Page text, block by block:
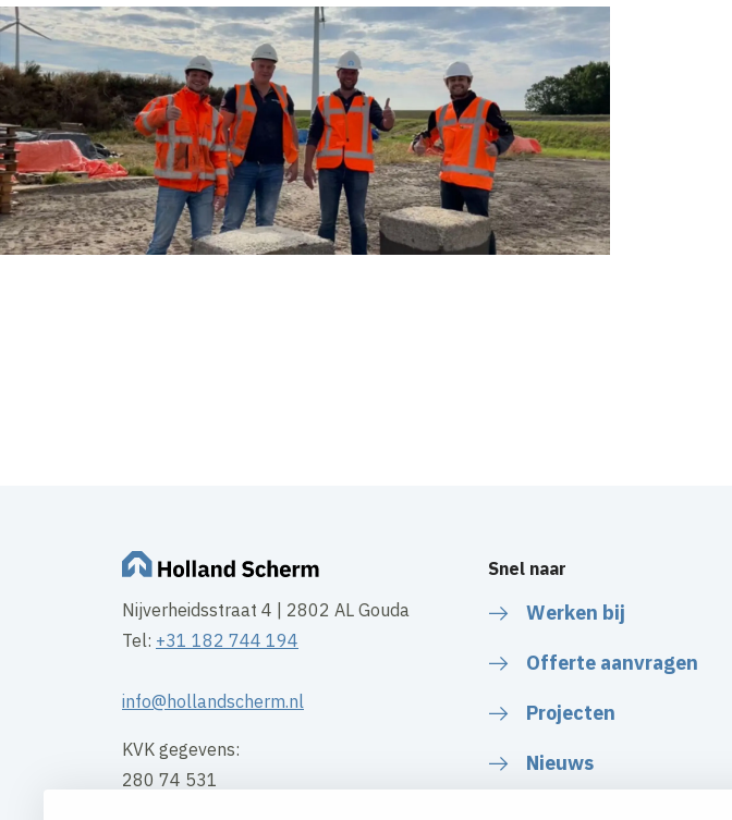
Nijverheidsstraat 4 | 2802 AL Gouda
Tel: +31 182 744 194
info@hollandscherm.nl
KVK gegevens:
280 74 531
Snel naar
Werken bij
Offerte aanvragen
Projecten
Nieuws